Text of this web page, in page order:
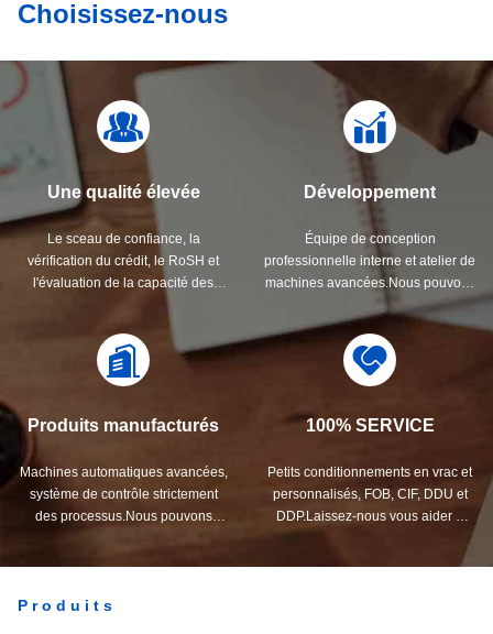
Choisissez-nous
Une qualité élevée
Le sceau de confiance, la
vérification du crédit, le RoSH et
l'évaluation de la capacité des
fournisseurs. La société dispose
strict et d'un laboratoire de test
professionnel.
Développement
Équipe de conception
professionnelle interne et atelier de
machines avancées.Nous pouvons
coopérer pour développer les
produits dont vous avez besoin.
Produits manufacturés
Machines automatiques avancées,
système de contrôle strictement
des processus.Nous pouvons
100% SERVICE
Petits conditionnements en vrac et
personnalisés, FOB, CIF, DDU et
DDP.Laissez-nous vous aider à
Produits